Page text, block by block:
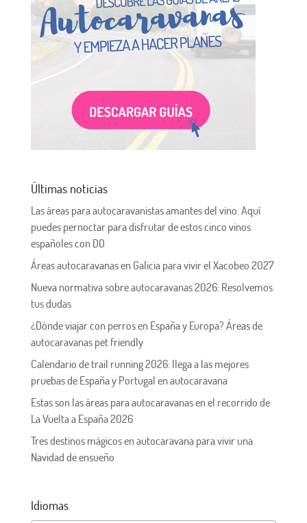
Últimas noticias
Las áreas para autocaravanistas amantes del vino. Aquí
puedes pernoctar para disfrutar de estos cinco vinos
españoles con DO
Áreas autocaravanas en Galicia para vivir el Xacobeo 2027
Nueva normativa sobre autocaravanas 2026: Resolvemos
tus dudas
¿Dónde viajar con perros en España y Europa? Áreas de
autocaravanas pet friendly
Calendario de trail running 2026: llega a las mejores
pruebas de España y Portugal en autocaravana
Estas son las áreas para autocaravanas en el recorrido de
La Vuelta a España 2026
Tres destinos mágicos en autocaravana para vivir una
Navidad de ensueño
Idiomas